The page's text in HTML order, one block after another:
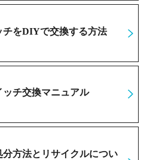
チをDIYで交換する方法
チ交換マニュアル
方法とリサイクルについ